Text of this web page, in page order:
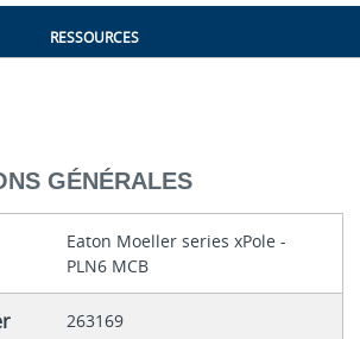
RESSOURCES
GÉNÉRALES
Eaton Moeller series xPole -
PLN6 MCB
263169